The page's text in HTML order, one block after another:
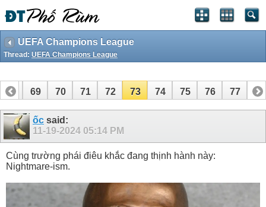
UEFA Champions League
Thread: UEFA Champions League
68 69 70 71 72 73 74 75 76 77
ốc said:
11-19-2024 05:14 PM
Cùng trường phái điêu khắc đang thịnh hành này:
Nightmare-ism.